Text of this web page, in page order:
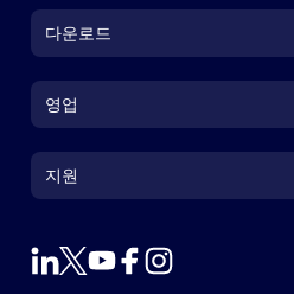
다운로드
Zoom Rooms 앱Zoom Rooms 앱
Zoom Rooms Controller
Outlook 플러그인
영업
영업팀에 문의
데모 요청하기
지원
지원
계정